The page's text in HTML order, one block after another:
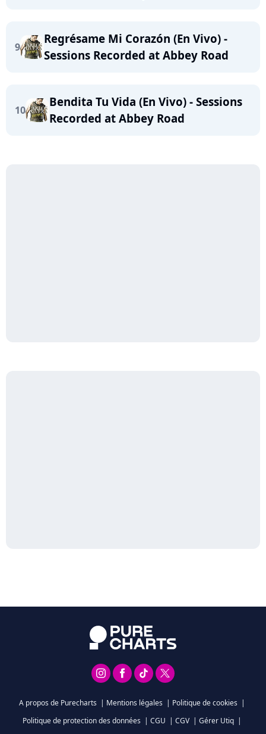
9
Regrésame Mi Corazón (En Vivo) -
Sessions Recorded at Abbey Road
10
Bendita Tu Vida (En Vivo) - Sessions
Recorded at Abbey Road
A propos de Purecharts | Mentions légales | Politique de cookies |
Politique de protection des données | CGU | CGV | Gérer Utiq |